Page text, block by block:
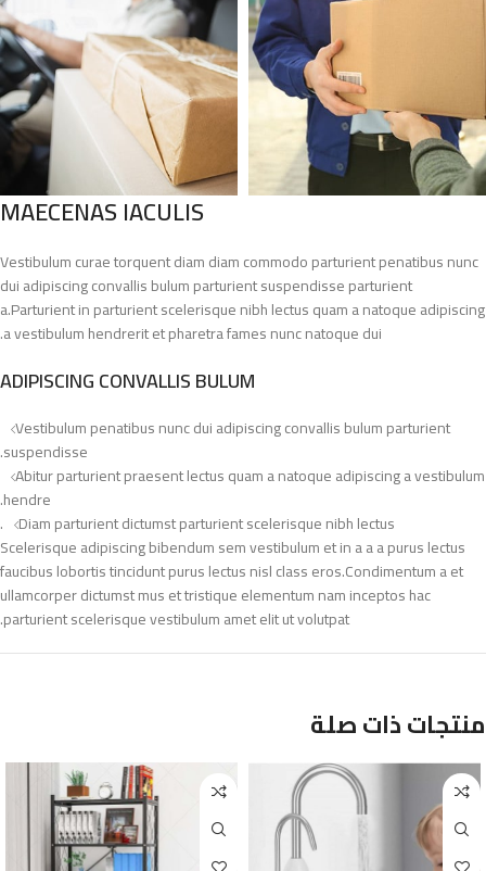
MAECENAS IACULIS
Vestibulum curae torquent diam diam commodo parturient penatibus nunc
dui adipiscing convallis bulum parturient suspendisse parturient
a.Parturient in parturient scelerisque nibh lectus quam a natoque adipiscing
a vestibulum hendrerit et pharetra fames nunc natoque dui.
ADIPISCING CONVALLIS BULUM
Vestibulum penatibus nunc dui adipiscing convallis bulum parturient
suspendisse.
Abitur parturient praesent lectus quam a natoque adipiscing a vestibulum
hendre.
Diam parturient dictumst parturient scelerisque nibh lectus.
Scelerisque adipiscing bibendum sem vestibulum et in a a a purus lectus
faucibus lobortis tincidunt purus lectus nisl class eros.Condimentum a et
ullamcorper dictumst mus et tristique elementum nam inceptos hac
parturient scelerisque vestibulum amet elit ut volutpat.
منتجات ذات صلة